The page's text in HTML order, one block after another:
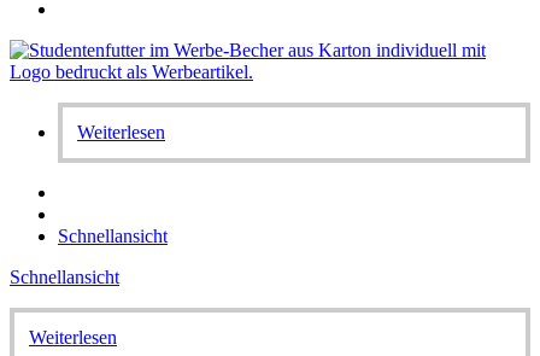
Weiterlesen
Schnellansicht
Schnellansicht
Weiterlesen